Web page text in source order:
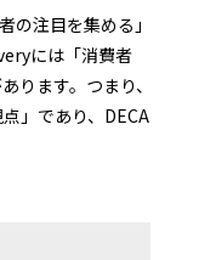
注目を集める」
には「消費者
ります。つまり、
」であり、DECA